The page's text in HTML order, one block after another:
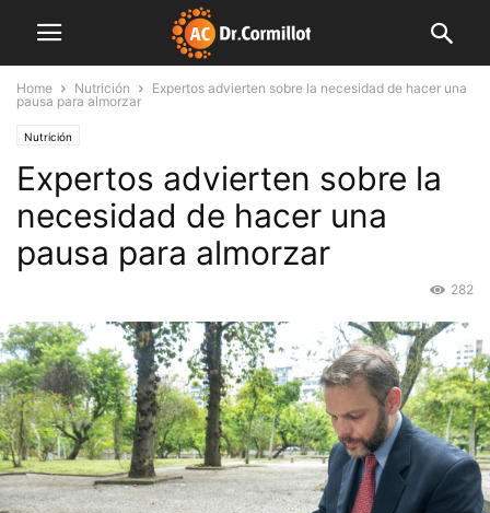
Home Nutrición
Expertos advierten sobre la necesidad de hacer una
pausa para almorzar
Nutrición
Expertos advierten sobre la
necesidad de hacer una
pausa para almorzar
282